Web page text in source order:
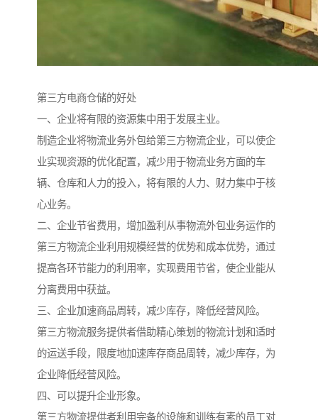
第三方电商仓储的好处
一、企业将有限的资源集中用于发展主业。
制造企业将物流业务外包给第三方物流企业，可以使企
业实现资源的优化配置，减少用于物流业务方面的车
辆、仓库和人力的投入，将有限的人力、财力集中于核
心业务。
二、企业节省费用，增加盈利从事物流外包业务运作的
第三方物流企业利用规模经营的优势和成本优势，通过
提高各环节能力的利用率，实现费用节省，使企业能从
分离费用中获益。
三、企业加速商品周转，减少库存，降低经营风险。
第三方物流服务提供者借助精心策划的物流计划和适时
的运送手段，限度地加速库存商品周转，减少库存，为
企业降低经营风险。
四、可以提升企业形象。
第三方物流提供者利用完备的设施和训练有素的员工对